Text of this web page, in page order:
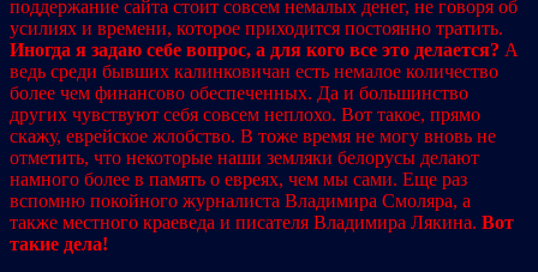
поддержание сайта стоит совсем немалых денег, не говоря об
усилиях и времени, которое приходится постоянно тратить.
Иногда я задаю себе вопрос, а для кого все это делается? А
ведь среди бывших калинковичан есть немалое количество
более чем финансово обеспеченных. Да и большинство
других чувствуют себя совсем неплохо. Вот такое, прямо
скажу, еврейское жлобство. В тоже время не могу вновь не
отметить, что некоторые наши земляки белорусы делают
намного более в память о евреях, чем мы сами. Еще раз
вспомню покойного журналиста Владимира Смоляра, а
также местного краеведа и писателя Владимира Лякина. Вот
такие дела!